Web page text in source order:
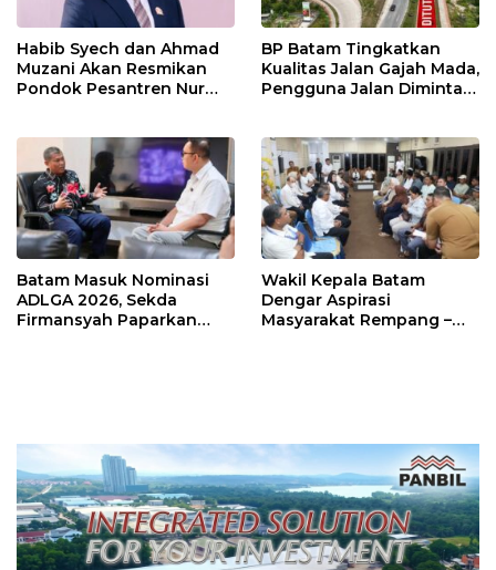
Habib Syech dan Ahmad
Muzani Akan Resmikan
Pondok Pesantren Nur
BP Batam Tingkatkan
Kualitas Jalan Gajah Mada,
Pengguna Jalan Diminta
Batam Masuk Nominasi
ADLGA 2026, Sekda
Firmansyah Paparkan
Wakil Kepala Batam
Dengar Aspirasi
Masyarakat Rempang –